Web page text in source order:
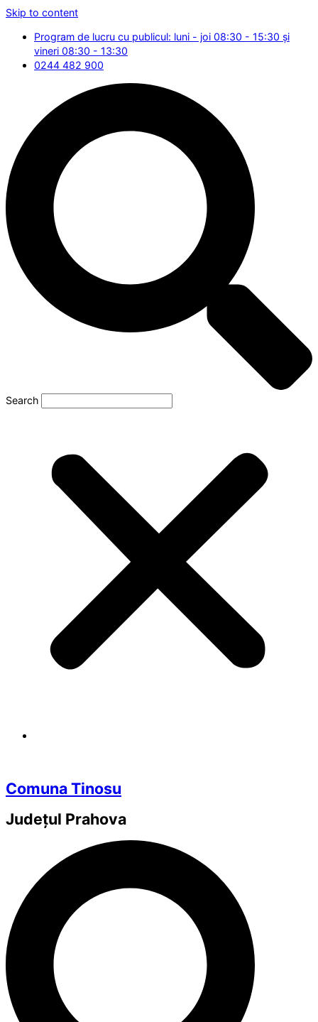
Skip to content
Program de lucru cu publicul: luni - joi 08:30 - 15:30 și
vineri 08:30 - 13:30
0244 482 900
Search
Comuna Tinosu
Județul Prahova